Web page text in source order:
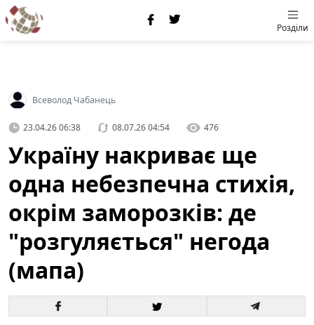
Розділи
Всеволод Чабанець
23.04.26 06:38 08.07.26 04:54 476
Україну накриває ще
одна небезпечна стихія,
окрім заморозків: де
"розгуляється" негода
(мапа)